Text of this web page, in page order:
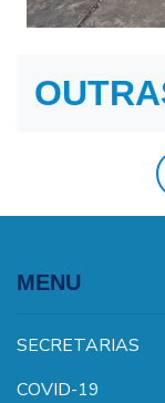
MENU
SECRETARIAS
COVID-19